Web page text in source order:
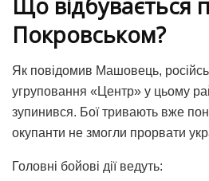
Що відбувається
Покровськом?
Як повідомив Машовець,
угруповання «Центр» у цьому
зупинився. Бої тривають вже
окупанти не змогли прорвати
Головні бойові дії ведуть: